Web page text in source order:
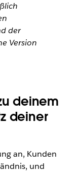
der
Version
deinem
deiner
an, Kunden
und